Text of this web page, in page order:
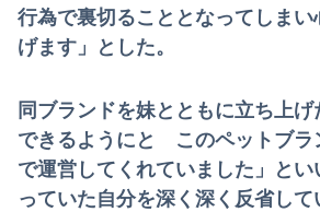
行為で裏切ることとなってしまい
げます」とした。
同ブランドを妹とともに立ち上
できるようにと このペットブラ
で運営してくれていました」と
っていた自分を深く深く反省して